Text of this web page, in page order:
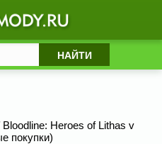
Bloodline: Heroes of Lithas v
покупки)